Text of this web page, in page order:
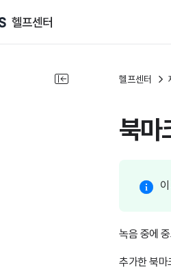
헬프센터
북마
녹음 중에
추가한 북마